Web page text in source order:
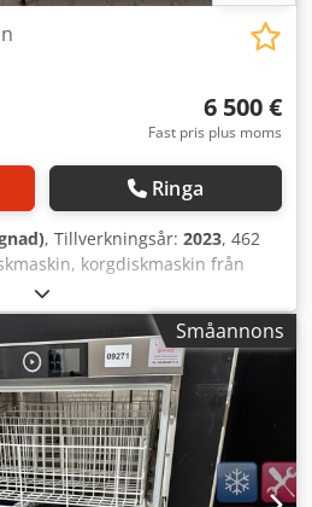
6 500 €
Fast pris plus moms
Ringa
, Tillverkningsår: 2023, 462
korgdiskmaskin från
TEKNISKA DATA: -
med vattenmjukare YTTRE
Andskr - Bredd 138 - Längd 95
- Höjd 202 (244 när luckan är
- Bredd 122 - Längd 68 - Höjd 84
tillägg mot extra kostnad:
pris är ett nettopris. VI
RYSKA OCH
Småannons